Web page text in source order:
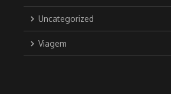
Uncategorized
Viagem